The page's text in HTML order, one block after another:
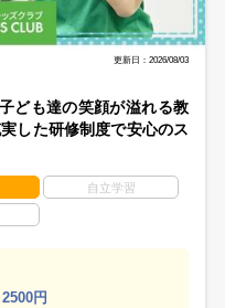
更新日：2026/08/03
ども達の笑顔が溢れる教
した研修制度で安心のス
自立学習
円